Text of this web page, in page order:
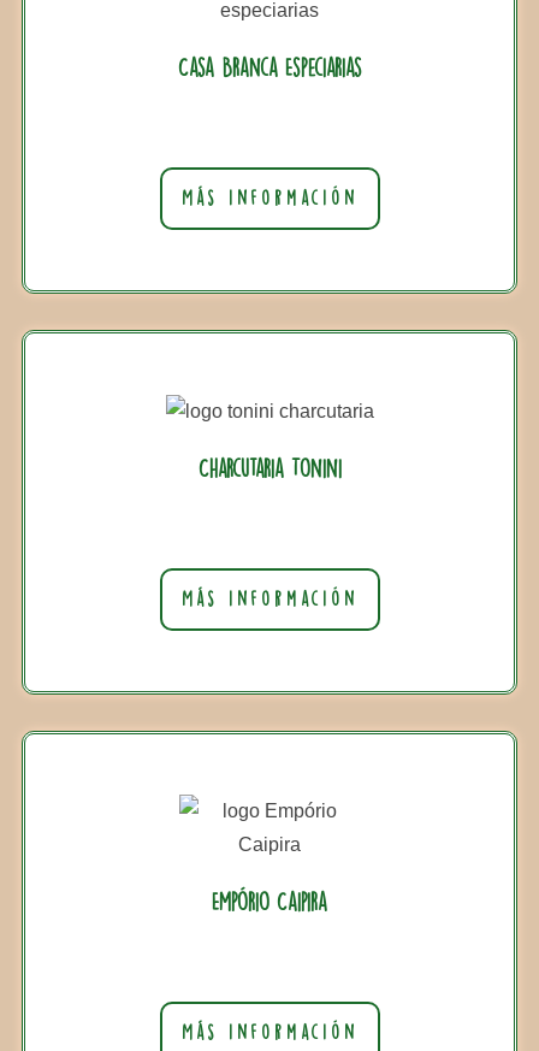
Casa Branca Especiarias
Más información
Charcutaria Tonini
Más información
Empório Caipira
Más información